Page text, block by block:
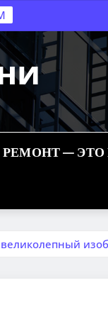
РЕМОНТ — ЭТО